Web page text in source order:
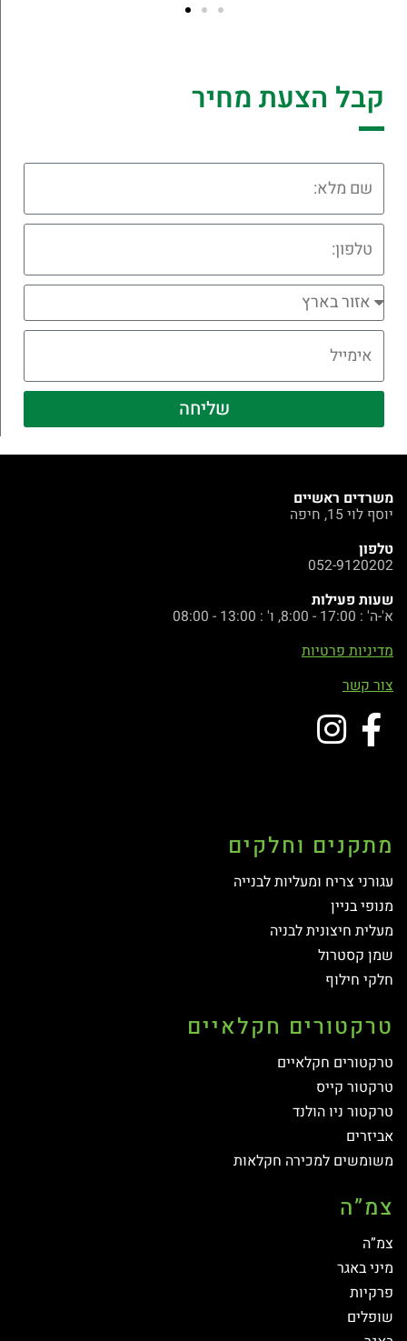
קבל הצעת מחיר
שליחה
משרדים ראשיים
יוסף לוי 15, חיפה
טלפון
052-9120202
שעות פעילות
א'-ה' : 17:00 - 8:00, ו' : 13:00 - 08:00
מדיניות פרטיות
צור קשר
מתקנים וחלקים
עגורני צריח ומעליות לבנייה
מנופי בניין
מעלית חיצונית לבניה
שמן קסטרול
חלקי חילוף
טרקטורים חקלאיים
טרקטורים חקלאיים
טרקטור קייס
טרקטור ניו הולנד
אביזרים
משומשים למכירה חקלאות
צמ”ה
צמ”ה
מיני באגר
פרקיות
שופלים